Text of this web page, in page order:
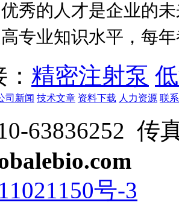
秀的人才是企业的
专业知识水平，每
精密注射泵
司新闻 技术文章 资料下载 人力资源 联
63836252 传
号-3